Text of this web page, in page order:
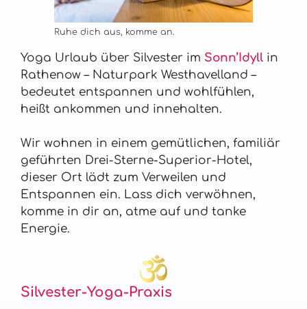
Ruhe dich aus, komme an.
Yoga Urlaub über Silvester im Sonn’Idyll in
Rathenow – Naturpark Westhavelland –
bedeutet entspannen und wohlfühlen,
heißt ankommen und innehalten.
Wir wohnen in einem gemütlichen, familiär
geführten Drei-Sterne-Superior-Hotel,
dieser Ort lädt zum Verweilen und
Entspannen ein. Lass dich verwöhnen,
komme in dir an, atme auf und tanke
Energie.
Silvester-Yoga-Praxis